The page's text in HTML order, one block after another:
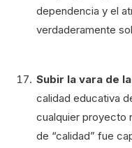
dependencia y el
verdaderamente
Subir la vara de
calidad educativa
cualquier proyecto
de “calidad” fue